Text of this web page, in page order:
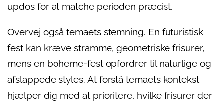
updos for at matche perioden præcist.
Overvej også temaets stemning. En futuristisk
fest kan kræve stramme, geometriske frisurer,
mens en boheme-fest opfordrer til naturlige og
afslappede styles. At forstå temaets kontekst
hjælper dig med at prioritere, hvilke frisurer der